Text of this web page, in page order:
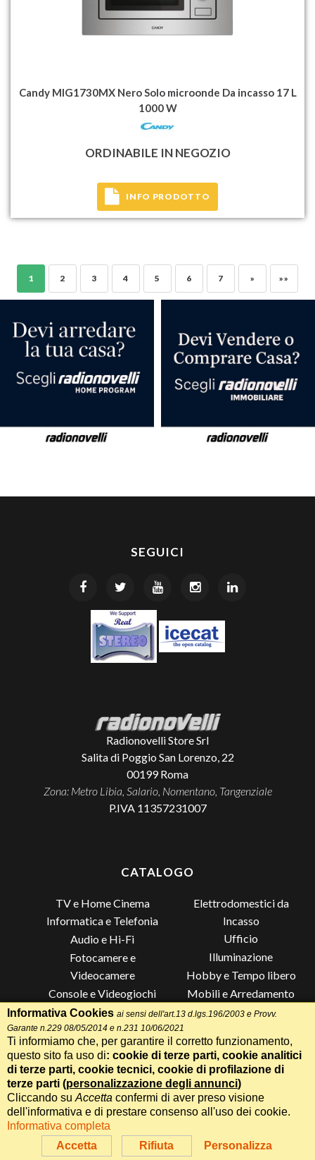
Candy MIG1730MX Nero Solo microonde Da incasso 17 L
1000 W
ORDINABILE IN NEGOZIO
INFO PRODOTTO
1 2 3 4 5 6 7 » »»
SEGUICI
Radionovelli Store Srl
Salita di Poggio San Lorenzo, 22
00199 Roma
Zona: Metro Libia, Salario, Nomentano, Tangenziale
P.IVA 11357231007
CATALOGO
TV e Home Cinema
Informatica e Telefonia
Audio e Hi-Fi
Fotocamere e
Videocamere
Console e Videogiochi
Piccoli Elettrodomestici
Grandi Elettrodomestici e
Climatizzazione
Elettrodomestici da
Incasso
Ufficio
Illuminazione
Hobby e Tempo libero
Mobili e Arredamento
Lista di Nozze
Termini e Condizioni-Privacy Cookie
Realizzazione siti web Itala
Whatsapp Chiama
Parla con un Assistente AI
Speciale 70 Anni Radionovelli T
Accetta Rifiuta Personalizza
Informativa Cookies ai sensi dell'art.13 d.lgs.196/2003 e Provv.
Garante n.229 08/05/2014 e n.231 10/06/2021
Ti informiamo che, per garantire il corretto funzionamento,
questo sito fa uso di: cookie di terze parti, cookie analitici
di terze parti, cookie tecnici, cookie di profilazione di
terze parti (personalizzazione degli annunci)
Cliccando su Accetta confermi di aver preso visione
dell'informativa e di prestare consenso all'uso dei cookie.
Informativa completa